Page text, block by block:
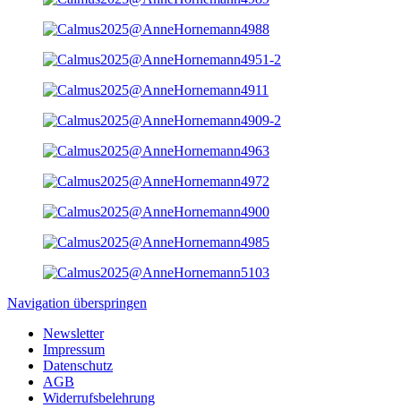
Navigation überspringen
Newsletter
Impressum
Datenschutz
AGB
Widerrufsbelehrung